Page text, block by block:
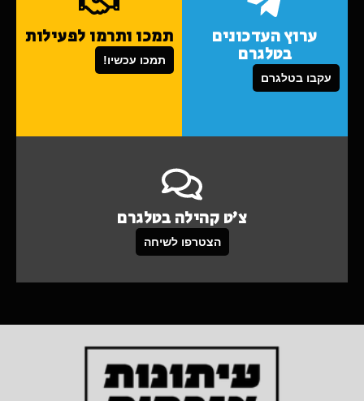
ערוץ העדכונים
בטלגרם
עקבו בטלגרם
תמכו ותרמו לפעילות
תמכו עכשיו!
צ'ט קהילה בטלגרם
הצטרפו לשיחה